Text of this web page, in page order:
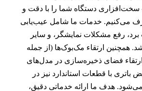
سخت‌افزاری دستگاه شما را با دقت و
می‌کنیم. خدمات ما شامل عیب‌یابی
رفع مشکلات نمایشگر، و سایر
همچنین ارتقاء مک‌بوک‌ها (از جمله
فضای ذخیره‌سازی در مدل‌های
باتری با قطعات استاندارد نیز در
هدف ما ارائه خدماتی دقیق،